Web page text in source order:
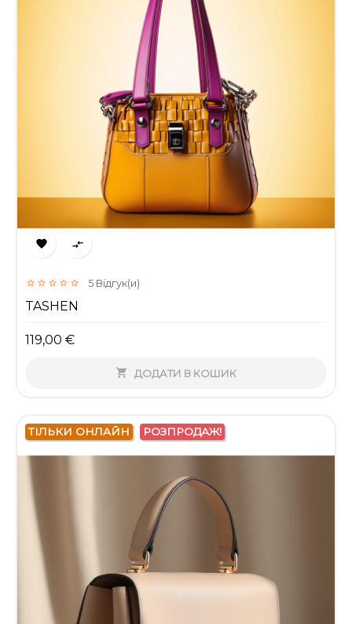
 
5 Відгук(и)
TASHEN
119,00 €
 ДОДАТИ В КОШИК
ТІЛЬКИ ОНЛАЙН РОЗПРОДАЖ!